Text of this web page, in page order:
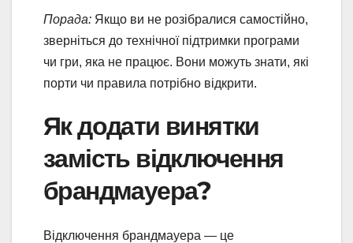
Порада: Якщо ви не розібралися самостійно,
зверніться до технічної підтримки програми
чи гри, яка не працює. Вони можуть знати, які
порти чи правила потрібно відкрити.
Як додати винятки
замість відключення
брандмауера?
Відключення брандмауера — це